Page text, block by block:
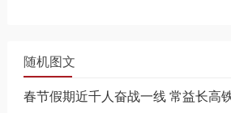
随机图文
春节假期近千人奋战一线 常益长高